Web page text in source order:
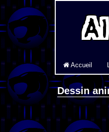
Accueil
Dessin